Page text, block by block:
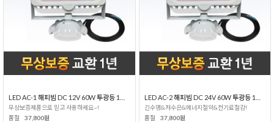
무상보증제품으로 믿고 사용하세요~!
품절
37,800원
긴수명&저수은&에너지절약&전기료절감!
품절
37,800원